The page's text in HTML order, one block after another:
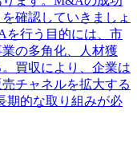
確認していきましょ
を行う目的には、市
の多角化、人材獲
買収により、企業は
チャネルを拡大する
期的な取り組みが必